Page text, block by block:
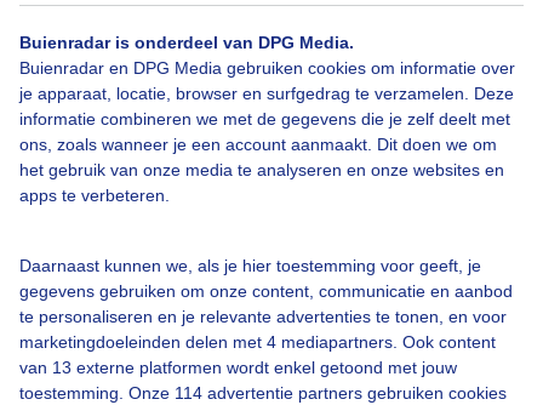
Buienradar is onderdeel van DPG Media.
Buienradar en DPG Media gebruiken cookies om informatie over
je apparaat, locatie, browser en surfgedrag te verzamelen. Deze
informatie combineren we met de gegevens die je zelf deelt met
ons, zoals wanneer je een account aanmaakt. Dit doen we om
het gebruik van onze media te analyseren en onze websites en
apps te verbeteren.
Daarnaast kunnen we, als je hier toestemming voor geeft, je
gegevens gebruiken om onze content, communicatie en aanbod
te personaliseren en je relevante advertenties te tonen, en voor
marketingdoeleinden delen met 4 mediapartners. Ook content
van 13 externe platformen wordt enkel getoond met jouw
toestemming. Onze 114 advertentie partners gebruiken cookies
Bekijk slideshow